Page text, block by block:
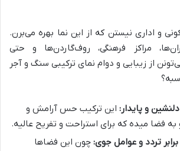
و اداری نیستن که از این نما بهره می‌برن.
مراکز فرهنگی، روف‌گاردن‌ها و حتی
از زیبایی و دوام نمای ترکیبی سنگ و آجر
و پایدار: این ترکیب حس آرامش و
فضا میده که برای استراحت و تفریح عالیه.
تردد و عوامل جوی:چون این فضاها